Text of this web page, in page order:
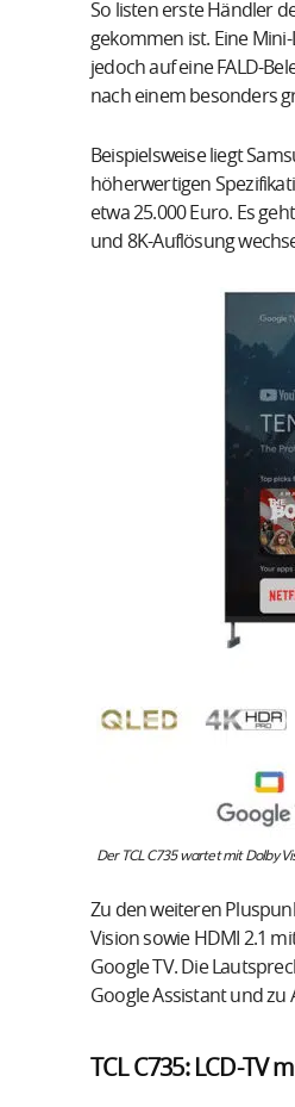
So listen erste Händler
gekommen ist. Eine
jedoch auf eine FALD-
nach einem besonders
Beispielsweise liegt
höherwertigen
etwa 25.000 Euro. Es
und 8K-Auflösung
Der TCL C735 wartet mit Dolby
Zu den weiteren
Vision sowie HDMI 2.1
Google TV. Die
Google Assistant und zu
TCL C735: LCD-TV